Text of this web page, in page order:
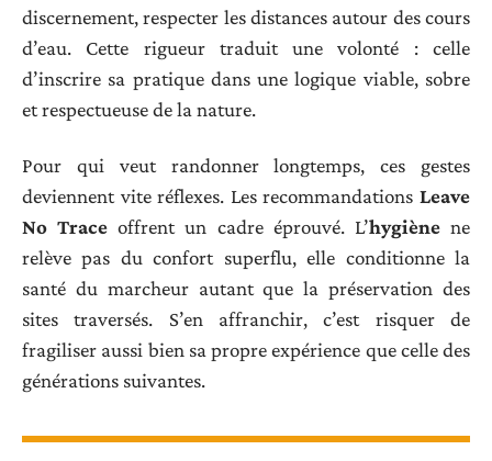
discernement, respecter les distances autour des cours
d’eau. Cette rigueur traduit une volonté : celle
d’inscrire sa pratique dans une logique viable, sobre
et respectueuse de la nature.
Pour qui veut randonner longtemps, ces gestes
deviennent vite réflexes. Les recommandations Leave
No Trace offrent un cadre éprouvé. L’hygiènene
relève pas du confort superflu, elle conditionne la
santé du marcheur autant que la préservation des
sites traversés. S’en affranchir, c’est risquer de
fragiliser aussi bien sa propre expérience que celle des
générations suivantes.